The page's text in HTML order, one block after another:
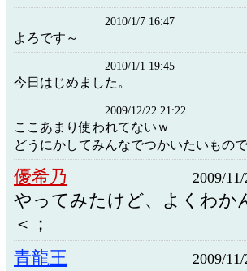
2010/1/7 16:47
よろです～
2010/1/1 19:45
今日はじめました。
2009/12/22 21:22
ここあまり使われてないｗ
どうにかしてみんなでつかいたいもので
優希乃 2009/
やってみたけど、よくわか
＜；
青龍王
2009/